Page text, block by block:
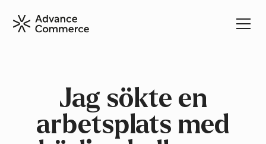
Jag sökte en
arbetsplats med